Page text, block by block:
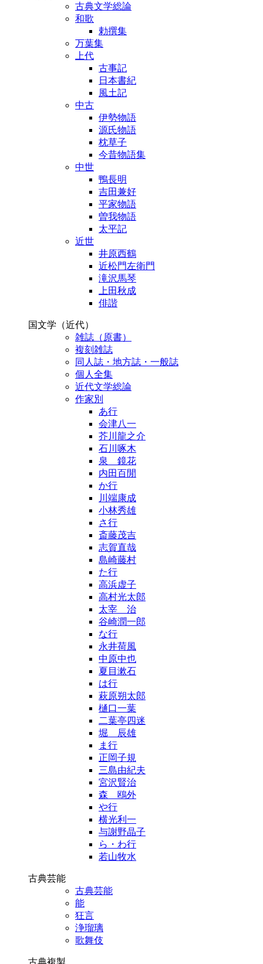
古典文学総論
和歌
勅撰集
万葉集
上代
古事記
日本書紀
風土記
中古
伊勢物語
源氏物語
枕草子
今昔物語集
中世
鴨長明
吉田兼好
平家物語
曽我物語
太平記
近世
井原西鶴
近松門左衛門
滝沢馬琴
上田秋成
俳諧
国文学（近代）
雑誌（原書）
複刻雑誌
同人誌・地方誌・一般誌
個人全集
近代文学総論
作家別
あ行
会津八一
芥川龍之介
石川啄木
泉 鏡花
内田百閒
か行
川端康成
小林秀雄
さ行
斎藤茂吉
志賀直哉
島崎藤村
た行
高浜虚子
高村光太郎
太宰 治
谷崎潤一郎
な行
永井荷風
中原中也
夏目漱石
は行
萩原朔太郎
樋口一葉
二葉亭四迷
堀 辰雄
ま行
正岡子規
三島由紀夫
宮沢賢治
森 鴎外
や行
横光利一
与謝野晶子
ら・わ行
若山牧水
古典芸能
古典芸能
能
狂言
浄瑠璃
歌舞伎
古典複製